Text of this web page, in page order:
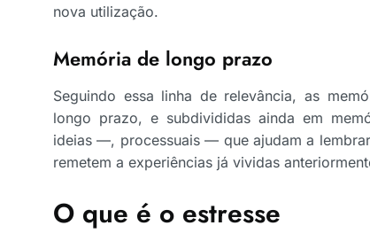
nova utilização.
Memória de longo prazo
Seguindo essa linha de relevância, as
longo prazo, e subdivididas ainda em
ideias —, processuais — que ajudam a
remetem a experiências já vividas
O que é o estresse